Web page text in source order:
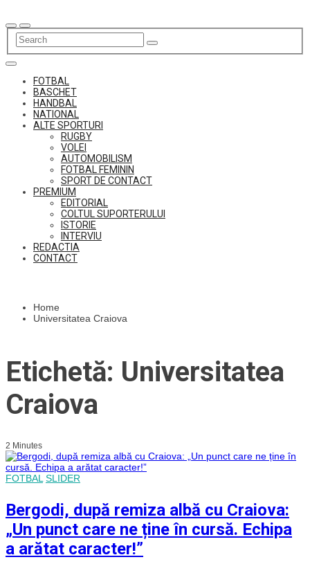
to
content
FOTBAL
BASCHET
HANDBAL
NATIONAL
ALTE SPORTURI
RUGBY
VOLEI
AUTOMOBILISM
FOTBAL FEMININ
SPORT DE CONTACT
PREMIUM
EDITORIAL
COLTUL SUPORTERULUI
ISTORIE
INTERVIU
REDACTIA
CONTACT
Home
Universitatea Craiova
Etichetă: Universitatea
Craiova
2 Minutes
FOTBAL SLIDER
Bergodi, după remiza albă cu Craiova:
„Un punct care ne ține în cursă. Echipa
a arătat caracter!”